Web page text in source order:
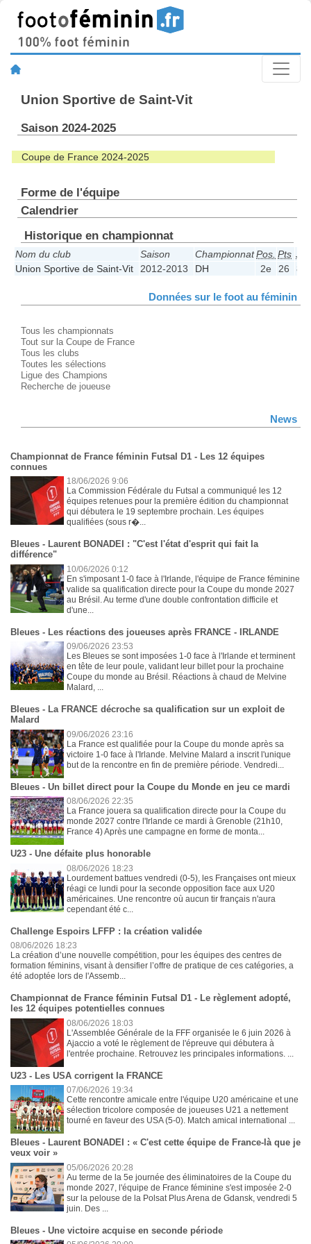
Union Sportive de Saint-Vit
Saison 2024-2025
Coupe de France 2024-2025
Forme de l'équipe
Calendrier
Historique en championnat
Nom du club Saison ChampionnatPos. Pts J
Union Sportive de Saint-Vit
2012-2013 DH 2e 26 8
Données sur le foot au féminin
Tous les championnats
Tout sur la Coupe de France
Tous les clubs
Toutes les sélections
Ligue des Champions
Recherche de joueuse
News
Championnat de France féminin Futsal D1 - Les 12 équipes
connues
18/06/2026 9:06
La Commission Fédérale du Futsal a communiqué les 12
équipes retenues pour la première édition du championnat
qui débutera le 19 septembre prochain. Les équipes
qualifiées (sous r�...
Bleues - Laurent BONADEI : "C'est l'état d'esprit qui fait la
différence"
10/06/2026 0:12
En s'imposant 1-0 face à l'Irlande, l'équipe de France féminine
valide sa qualification directe pour la Coupe du monde 2027
au Brésil. Au terme d'une double confrontation difficile et
d'une...
Bleues - Les réactions des joueuses après FRANCE - IRLANDE
09/06/2026 23:53
Les Bleues se sont imposées 1-0 face à l'Irlande et terminent
en tête de leur poule, validant leur billet pour la prochaine
Coupe du monde au Brésil. Réactions à chaud de Melvine
Malard, ...
Bleues - La FRANCE décroche sa qualification sur un exploit de
Malard
09/06/2026 23:16
La France est qualifiée pour la Coupe du monde après sa
victoire 1-0 face à l'Irlande. Melvine Malard a inscrit l'unique
but de la rencontre en fin de première période. Vendredi...
Bleues - Un billet direct pour la Coupe du Monde en jeu ce mardi
08/06/2026 22:35
La France jouera sa qualification directe pour la Coupe du
monde 2027 contre l'Irlande ce mardi à Grenoble (21h10,
France 4) Après une campagne en forme de monta...
U23 - Une défaite plus honorable
08/06/2026 18:23
Lourdement battues vendredi (0-5), les Françaises ont mieux
réagi ce lundi pour la seconde opposition face aux U20
américaines. Une rencontre où aucun tir français n'aura
cependant été c...
Challenge Espoirs LFFP : la création validée
08/06/2026 18:23
La création d’une nouvelle compétition, pour les équipes des centres de
formation féminins, visant à densifier l’offre de pratique de ces catégories, a
été adoptée lors de l'Assemb...
Championnat de France féminin Futsal D1 - Le règlement adopté,
les 12 équipes potentielles connues
08/06/2026 18:03
L'Assemblée Générale de la FFF organisée le 6 juin 2026 à
Ajaccio a voté le règlement de l'épreuve qui débutera à
l'entrée prochaine. Retrouvez les principales informations. ...
U23 - Les USA corrigent la FRANCE
07/06/2026 19:34
Cette rencontre amicale entre l'équipe U20 américaine et une
sélection tricolore composée de joueuses U21 a nettement
tourné en faveur des USA (5-0). Match amical international ...
Bleues - Laurent BONADEI : « C'est cette équipe de France-là que je
veux voir »
05/06/2026 20:28
Au terme de la 5e journée des éliminatoires de la Coupe du
monde 2027, l'équipe de France féminine s'est imposée 2-0
sur la pelouse de la Polsat Plus Arena de Gdansk, vendredi 5
juin. Des ...
Bleues - Une victoire acquise en seconde période